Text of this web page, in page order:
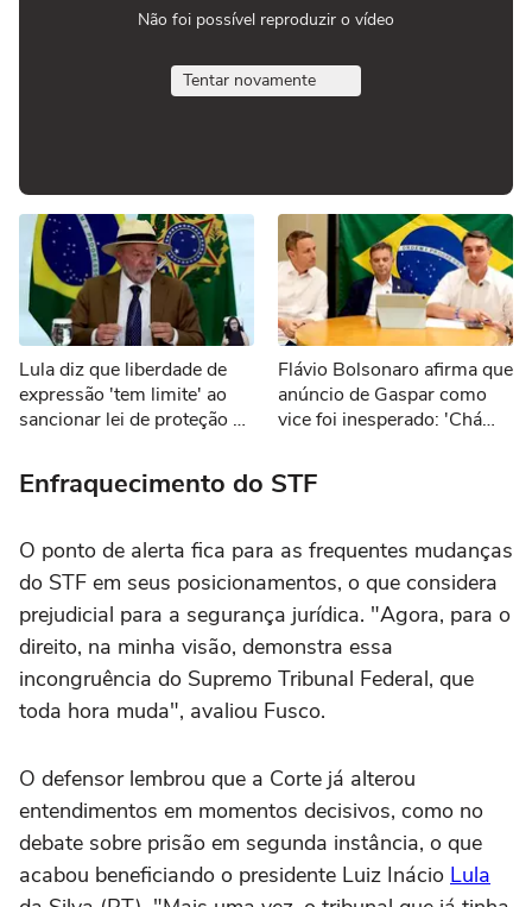
Não foi possível reproduzir o vídeo
Tentar novamente
Lula diz que liberdade de
expressão 'tem limite' ao
sancionar lei de proteção a
Flávio Bolsonaro afirma que
anúncio de Gaspar como
vice foi inesperado: 'Chá
Enfraquecimento do STF
O ponto de alerta fica para as frequentes mudanças
do STF em seus posicionamentos, o que considera
prejudicial para a segurança jurídica. "Agora, para o
direito, na minha visão, demonstra essa
incongruência do Supremo Tribunal Federal, que
toda hora muda", avaliou Fusco.
O defensor lembrou que a Corte já alterou
entendimentos em momentos decisivos, como no
debate sobre prisão em segunda instância, o que
acabou beneficiando o presidente Luiz Inácio Lula